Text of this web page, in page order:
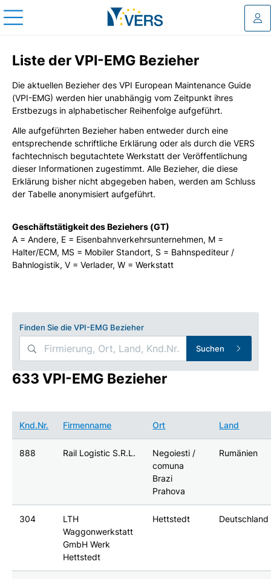
Liste der VPI-EMG Bezieher
Die aktuellen Bezieher des VPI European Maintenance Guide
(VPI-EMG) werden hier unabhängig vom Zeitpunkt ihres
Erstbezugs in alphabetischer Reihenfolge aufgeführt.
Alle aufgeführten Bezieher haben entweder durch eine
entsprechende schriftliche Erklärung oder als durch die VERS
fachtechnisch begutachtete Werkstatt der Veröffentlichung
dieser Informationen zugestimmt. Alle Bezieher, die diese
Erklärung bisher nicht abgegeben haben, werden am Schluss
der Tabelle anonymisiert aufgeführt.
Geschäftstätigkeit des Beziehers (GT)
A = Andere, E = Eisenbahnverkehrsunternehmen, M =
Halter/ECM, MS = Mobiler Standort, S = Bahnspediteur /
Bahnlogistik, V = Verlader, W = Werkstatt
Finden Sie die VPI-EMG Bezieher
Suchen
633 VPI-EMG Bezieher
Knd.Nr. Firmenname Ort Land
888 Rail Logistic S.R.L.
Negoiesti /
comuna
Brazi
Prahova
Rumänien
304
LTH
Waggonwerkstatt
GmbH Werk
Hettstedt
Hettstedt Deutschland